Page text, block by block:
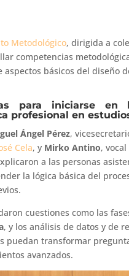
Metodológico, dirigida a
competencias
básicos del diseño
para iniciarse
profesional en
Ángel Pérez,
Cela, y Mirko Antino,
a las personas
la lógica básica del
cuestiones como las
, y los análisis de datos y de
puedan transformar
avanzados.